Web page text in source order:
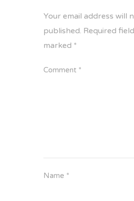
Your email address will
published. Required
marked *
Comment *
Name *